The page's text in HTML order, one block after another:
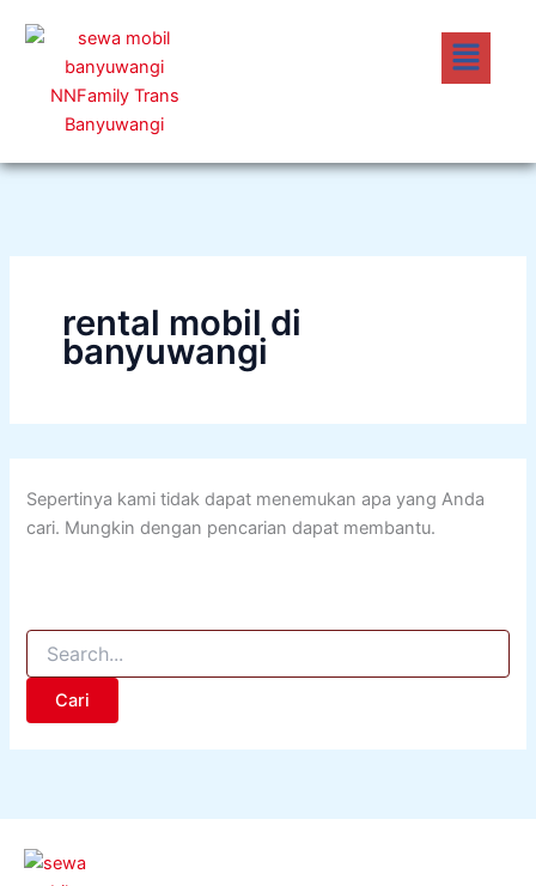
Menu
rental mobil di
banyuwangi
Sepertinya kami tidak dapat menemukan apa yang Anda
cari. Mungkin dengan pencarian dapat membantu.
untuk: